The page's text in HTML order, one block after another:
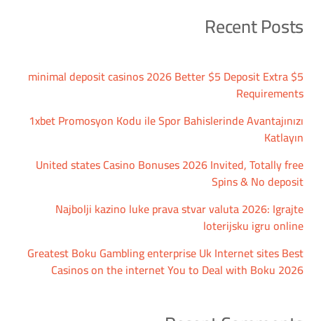
Recent Posts
$5 minimal deposit casinos 2026 Better $5 Deposit Extra
Requirements
1xbet Promosyon Kodu ile Spor Bahislerinde Avantajınızı
Katlayın
United states Casino Bonuses 2026 Invited, Totally free
Spins & No deposit
Najbolji kazino luke prava stvar valuta 2026: Igrajte
loterijsku igru ​​online
Greatest Boku Gambling enterprise Uk Internet sites Best
Casinos on the internet You to Deal with Boku 2026